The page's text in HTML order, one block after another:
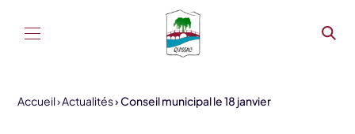
Accueil Actualités Conseil municipal le 18 janvier